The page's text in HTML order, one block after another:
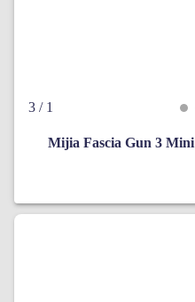
1
/ 3
ماساژور تفنگی شیائومی مدل Mijia Fascia Gun 3 Mini